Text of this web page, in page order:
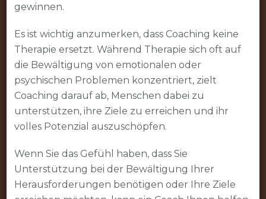
gewinnen.
Es ist wichtig anzumerken, dass Coaching keine
Therapie ersetzt. Während Therapie sich oft auf
die Bewältigung von emotionalen oder
psychischen Problemen konzentriert, zielt
Coaching darauf ab, Menschen dabei zu
unterstützen, ihre Ziele zu erreichen und ihr
volles Potenzial auszuschöpfen.
Wenn Sie das Gefühl haben, dass Sie
Unterstützung bei der Bewältigung Ihrer
Herausforderungen benötigen oder Ihre Ziele